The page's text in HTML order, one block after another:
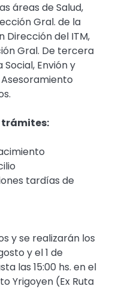
áreas de Salud,
Gral. de la
Dirección del ITM,
Gral. De tercera
Envión y
trámites:
tardías de
y se realizarán los
y el 1 de
las 15:00 hs. en el
Yrigoyen (Ex Ruta